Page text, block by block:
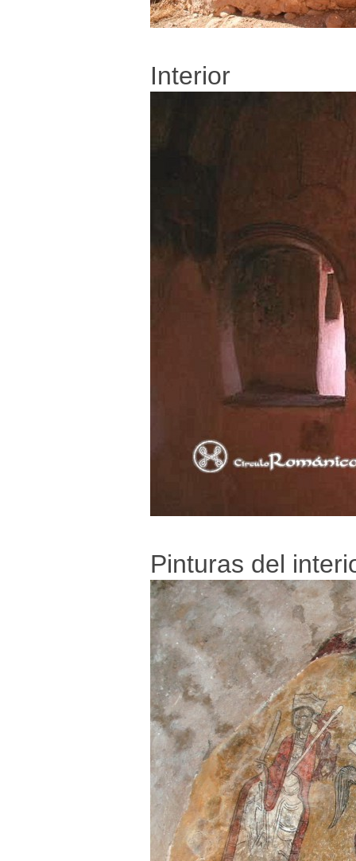
Interior
Pinturas del